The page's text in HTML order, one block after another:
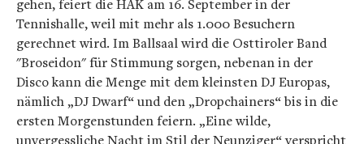
gehen, feiert die HAK am 16. September in der
Tennishalle, weil mit mehr als 1.000 Besuchern
gerechnet wird. Im Ballsaal wird die Osttiroler Band
"Broseidon" für Stimmung sorgen, nebenan in der
Disco kann die Menge mit dem kleinsten DJ Europas,
nämlich „DJ Dwarf“ und den „Dropchainers“ bis in die
ersten Morgenstunden feiern. „Eine wilde,
unvergessliche Nacht im Stil der Neunziger“ verspricht